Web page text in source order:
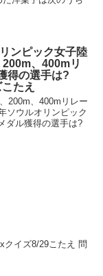
ンピック女子陸
200m、400mリ
得の選手は?
たえ
200m、400mリレー
ソウルオリンピック
ダル獲得の選手は?
クイズ8/29こたえ 問